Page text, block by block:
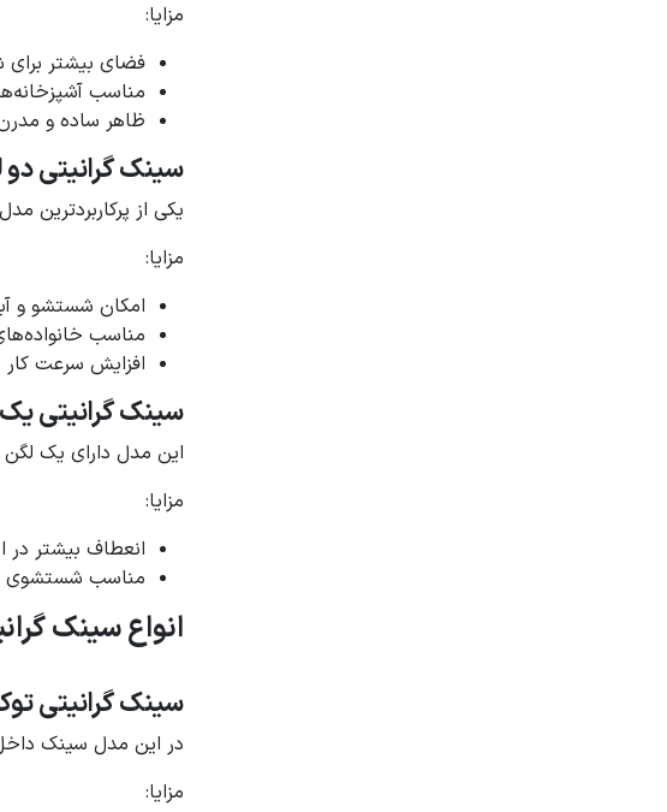
مزایا:
فضای بیشتر
مناسب
ظاهر ساده و
سینک گرانیتی
یکی از پرکاربردترین
مزایا:
امکان شستشو و
مناسب
افزایش سرعت کار
سینک گرانیتی
این مدل دارای یک
مزایا:
انعطاف بیشتر در
مناسب شستشوی
انواع سینک
سینک گرانیتی
در این مدل سینک
مزایا: